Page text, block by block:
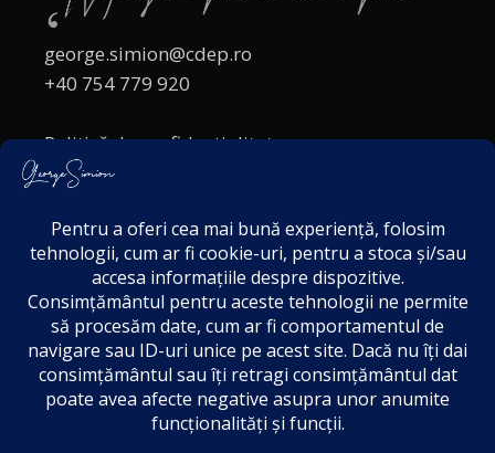
george.simion@cdep.ro
+40 754 779 920
Politică de confidențialitate
Politica cookies
Acordul de markting
Disclaimer